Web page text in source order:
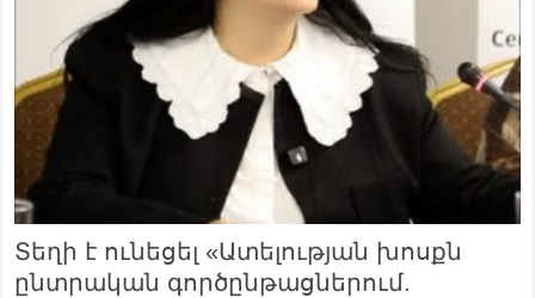
Տեղի է ունեցել «Ատելության խոսքն
ընտրական գործընթացներում.